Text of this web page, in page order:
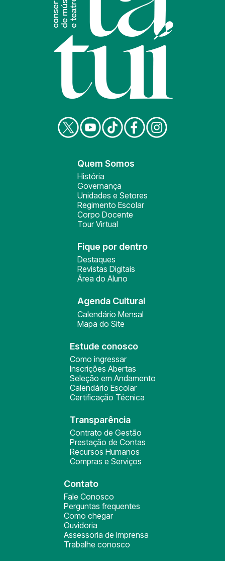
Quem Somos
História
Governança
Unidades e Setores
Regimento Escolar
Corpo Docente
Tour Virtual
Fique por dentro
Destaques
Revistas Digitais
Área do Aluno
Agenda Cultural
Calendário Mensal
Mapa do Site
Estude conosco
Como ingressar
Inscrições Abertas
Seleção em Andamento
Calendário Escolar
Certificação Técnica
Transparência
Contrato de Gestão
Prestação de Contas
Recursos Humanos
Compras e Serviços
Contato
Fale Conosco
Perguntas frequentes
Como chegar
Ouvidoria
Assessoria de Imprensa
Trabalhe conosco